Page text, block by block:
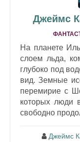
Джеймс
На планете
слоем льда,
глубоко под
вид. Земные
перемирие с
которых люди
свободно
Джеймс